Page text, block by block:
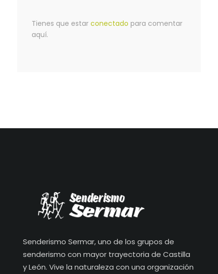
Tienes que estar conectado para comentar
aquí.
Senderismo Sermar, uno de los grupos de
senderismo con mayor trayectoria de Castilla
y León. Vive la naturaleza con una organización